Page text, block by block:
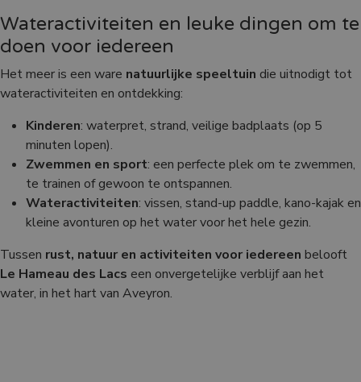
Wateractiviteiten en leuke dingen om te
doen voor iedereen
Het meer is een ware natuurlijke speeltuin die uitnodigt tot
wateractiviteiten en ontdekking:
Kinderen: waterpret, strand, veilige badplaats (op 5
minuten lopen).
Zwemmen en sport: een perfecte plek om te zwemmen,
te trainen of gewoon te ontspannen.
Wateractiviteiten: vissen, stand-up paddle, kano-kajak en
kleine avonturen op het water voor het hele gezin.
Tussen rust, natuur en activiteiten voor iedereen belooft
Le Hameau des Lacs een onvergetelijke verblijf aan het
water, in het hart van Aveyron.